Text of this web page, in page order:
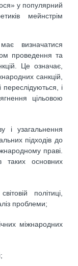
у популярний
мейнстрім
визначатися
проведення та
Це означає,
санкцій,
переслідуються, і
цільовою
і узагальнення
підходів до
праві.
таких основних
політиці,
проблеми;
міжнародних